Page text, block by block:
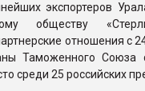
экспортеров
обществу
отношения с
Таможенного Союза
среди 25 российских